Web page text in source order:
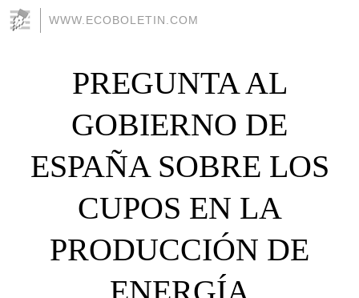
WWW.ECOBOLETIN.COM
PREGUNTA AL
GOBIERNO DE
ESPAÑA SOBRE LOS
CUPOS EN LA
PRODUCCIÓN DE